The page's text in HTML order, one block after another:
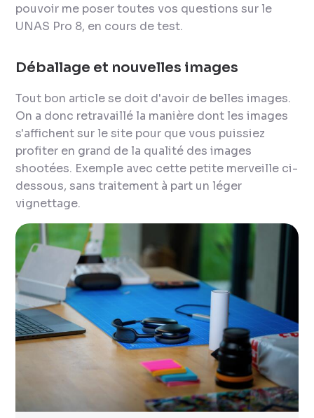
pouvoir me poser toutes vos questions sur le
UNAS Pro 8, en cours de test.
Déballage et nouvelles images
Tout bon article se doit d'avoir de belles images.
On a donc retravaillé la manière dont les images
s'affichent sur le site pour que vous puissiez
profiter en grand de la qualité des images
shootées. Exemple avec cette petite merveille ci-
dessous, sans traitement à part un léger
vignettage.